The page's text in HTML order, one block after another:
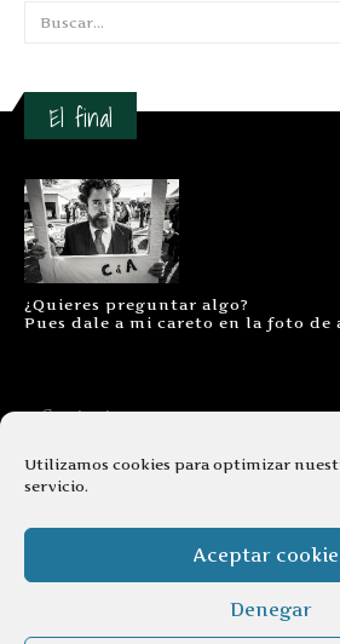
Utilizamos cookies para optimizar
servicio.
Aceptar
Denegar
El final
¿Quieres preguntar algo?
Pues dale a mi careto en la foto de
Contacto
Aviso legal